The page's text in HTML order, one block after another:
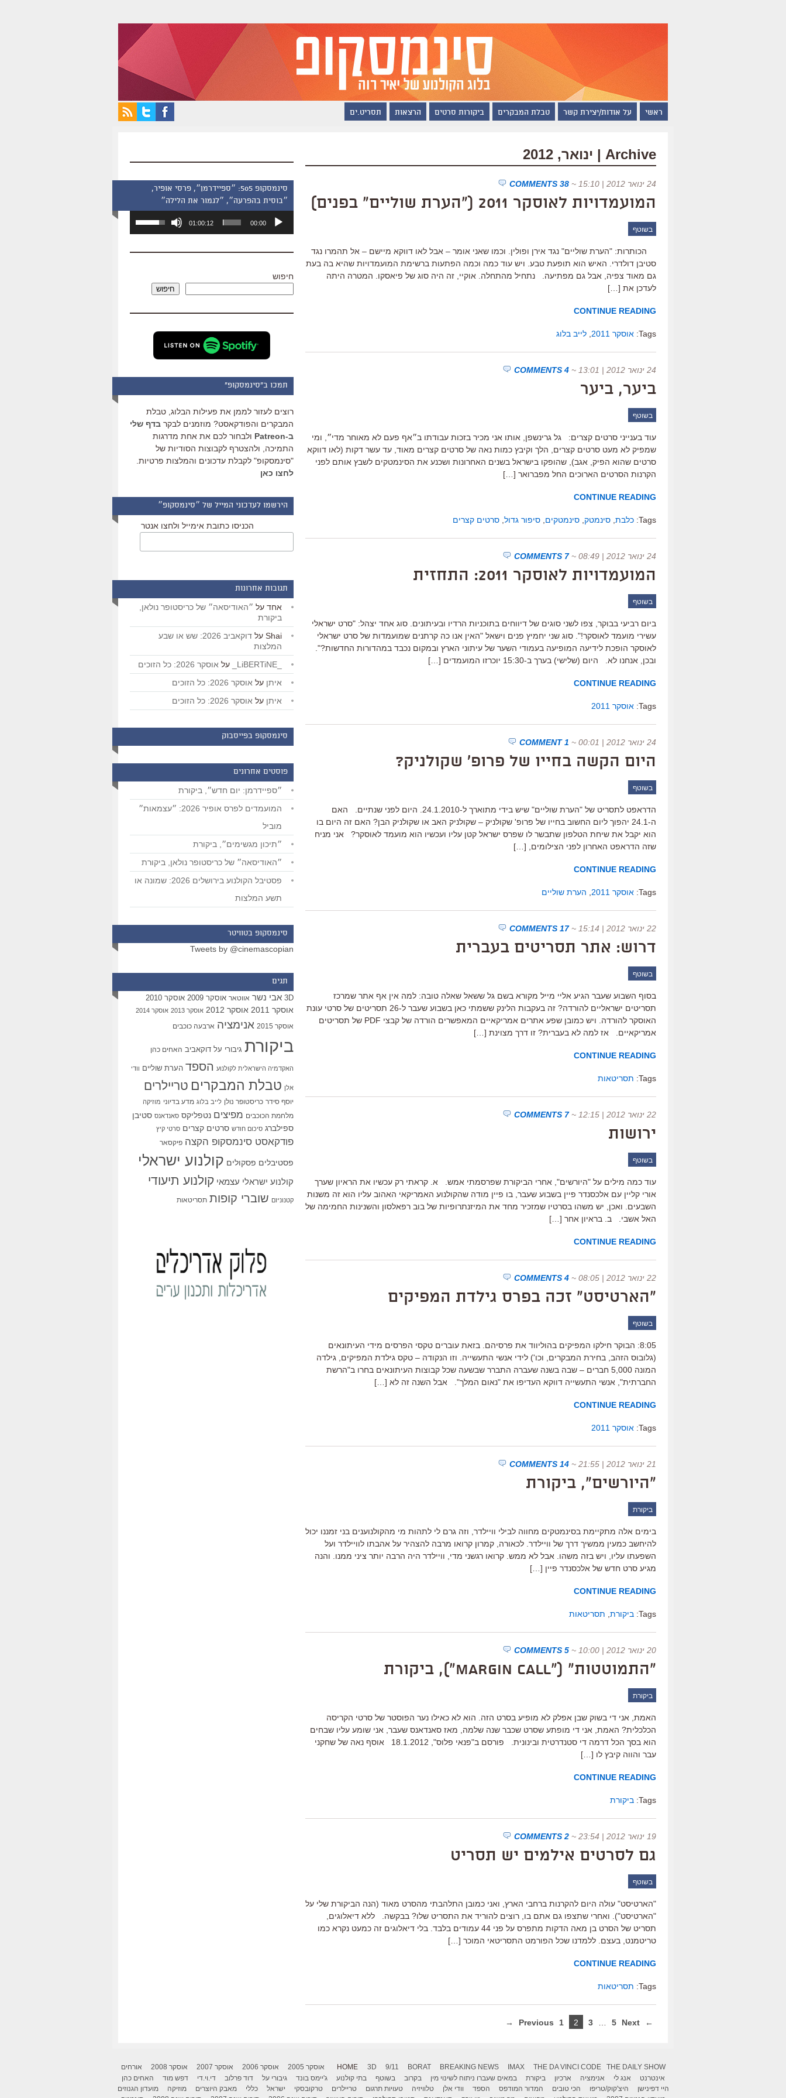
ראשי על אודות/יצירת קשר טבלת המבקרים ביקורות סרטים הרצאות תסריט.ים
Archive | ינואר, 2012
24 ינואר 2012 | 15:10 ~
38 COMMENTS
המועמדויות לאוסקר 2011 ("הערת שוליים" בפנים)
בשוטף
הכותרות: "הערת שוליים" נגד אירן ופולין. וכמו שאני אומר – אבל לאו דווקא מיישם – אל תהמרו נגד
סטיבן דולדרי. האיש הוא תופעת טבע. ויש עוד כמה וכמה הפתעות ברשימת המועמדויות שהיא בה בעת
גם מאוד צפיה, אבל גם מפתיעה. נתחיל מהתחלה. אוקיי, זה היה סוג של פיאסקו. המטרה היתה
לעדכן את […]
CONTINUE READING
Tags: אוסקר 2011 לייב בלוג
24 ינואר 2012 | 13:01 ~
4 COMMENTS
ביער, ביער
בשוטף
עוד בענייני סרטים קצרים: גל גרינשפן, אותו אני מכיר בזכות עבודתו ב״אף פעם לא מאוחר מדי״, ומי
שמפיק לא מעט סרטים קצרים, הלך וקיבץ כמות נאה של סרטים קצרים מאוד, עד עשר דקות (לאו דווקא
סרטים שהוא הפיק, אגב), שהופקו בישראל בשנים האחרונות ושכנע את הסינמטקים לשבץ אותם לפני
הקרנות הסרטים הארוכים החל מפברואר […]
CONTINUE READING
Tags: כלבת סינמטק סינמטקים סיפור גדול סרטים קצרים
24 ינואר 2012 | 08:49 ~
7 COMMENTS
המועמדויות לאוסקר 2011: התחזית
בשוטף
ביום רביעי בבוקר, צפו לשני סוגים של דיווחים בתוכניות הרדיו ובעיתונים. סוג אחד יצהל: "סרט ישראלי
עשירי מועמד לאוסקר!". סוג שני יחמיץ פנים וישאל "האין אנו כה קרתנים שמועמדות של סרט ישראלי
לאוסקר הופכת לידיעה המופיעה בעמודי השער של עיתוני הארץ ובמקום נכבד במהדורות החדשות?".
ובכן, אנחנו לא. היום (שלישי) בערך ב-15:30 יוכרזו המועמדים […]
CONTINUE READING
Tags: אוסקר 2011
24 ינואר 2012 | 00:01 ~
1 COMMENT
היום הקשה בחייו של פרופ' שקולניק?
בשוטף
הדראפט לתסריט של "הערת שוליים" שיש בידי מתוארך ל-24.1.2010. היום לפני שנתיים. האם
ה-24.1 יהפוך ליום החשוב בחייו של פרופ' שקולניק – שקולניק האב או שקולניק הבן? האם זה היום בו
הוא יקבל את שיחת הטלפון שתבשר לו שפרס ישראל קטן עליו ועכשיו הוא מועמד לאוסקר? אני מניח
שזה הדראפט האחרון לפני הצילומים, […]
CONTINUE READING
Tags: אוסקר 2011 הערת שוליים
22 ינואר 2012 | 15:14 ~
17 COMMENTS
דרוש: אתר תסריטים בעברית
בשוטף
בסוף השבוע שעבר הגיע אליי מייל מקורא בשם גל ששאל שאלה טובה: למה אין אף אתר שמרכז
תסריטים ישראליים להורדה? זה בעקבות הלינק ששמתי כאן בשבוע שעבר ל-26 תסריטים של סרטי עונת
האוסקר להורדה. ויש כמובן שפע אתרים אמריקאיים המאפשרים הורדה של קבצי PDF של תסריטים
אמריקאיים. אז למה לא בעברית? זו דרך מצוינת […]
CONTINUE READING
Tags: תסריטאות
22 ינואר 2012 | 12:15 ~
7 COMMENTS
ירושות
בשוטף
עוד כמה מילים על "היורשים", אחרי הביקורת שפרסמתי אמש. א. קראתי רק עכשיו את הראיון שערך
אורי קליין עם אלכסנדר פיין בשבוע שעבר, בו פיין מודה שהקולנוע האמריקאי האהוב עליו הוא זה משנות
השבעים. ואכן, יש משהו בסרטיו שמזכיר מחד את המיזנתרופיות של בוב רפאלסון והשנינות החמימה של
האל אשבי. ב. בראיון אחר […]
CONTINUE READING
22 ינואר 2012 | 08:05 ~
4 COMMENTS
"הארטיסט" זכה בפרס גילדת המפיקים
בשוטף
8:05: הבוקר חילקו המפיקים בהוליווד את פרסיהם. בזאת עוברים טקסי הפרסים מידי העיתונאים
(גלובוס הזהב, בחירת המבקרים, וכו') לידי אנשי התעשייה. וזו הנקודה – טקס גילדת המפיקים, גילדה
המונה 5,000 חברים – שבה בשנה שעברה התברר שבשעה שכל קבוצות העיתונאים בחרו ב"הרשת
החברתית", אנשי התעשייה דווקא העדיפו את "נאום המלך". אבל השנה זה לא […]
CONTINUE READING
Tags: אוסקר 2011
21 ינואר 2012 | 21:55 ~
14 COMMENTS
"היורשים", ביקורת
ביקורת
בימים אלה מתקיימת בסינמטקים מחווה לבילי וויילדר, וזה גרם לי לתהות מי מהקולנוענים בני זמננו יכול
להיחשב כמעין ממשיך דרך של וויילדר. לכאורה, קמרון קרואו מרבה להצהיר על אהבתו לוויילדר ועל
השפעתו עליו, ויש בזה משהו. אבל לא ממש. קרואו רגשני מדי, וויילדר היה הרבה יותר ציני ממנו. והנה
מגיע סרט חדש של אלכסנדר פיין […]
CONTINUE READING
Tags: ביקורת תסריטאות
20 ינואר 2012 | 10:00 ~
5 COMMENTS
"התמוטטות" ("Margin Call"), ביקורת
ביקורת
האמת, אני די בשוק שבן אפלק לא מופיע בסרט הזה. הוא לא כאילו נער הפוסטר של סרטי הקריסה
הכלכלית? האמת, אני די מופתע שסרט שכבר שנה שלמה, מאז סאנדאנס שעבר, אני שומע עליו שבחים
הוא בסך הכל דרמה די סטנדרטית ובינונית. פורסם ב"פנאי פלוס", 18.1.2012 אוסף נאה של שחקני
עבר והווה קיבץ לו […]
CONTINUE READING
Tags: ביקורת
19 ינואר 2012 | 23:54 ~
2 COMMENTS
גם לסרטים אילמים יש תסריט
בשוטף
"הארטיסט" עולה היום להקרנות ברחבי הארץ, ואני כמובן התלהבתי מהסרט מאוד (הנה הביקורת שלי על
"הארטיסט"). ואחרי שתצפו גם אתם בו, רוצים להוריד את התסריט שלו? בבקשה. ללא דיאלוגים,
תסריט של הסרט בן מאה הדקות מתפרס על פני 44 עמודים בלבד. בלי דיאלוגים זה כמעט נקרא כמו
טריטמנט, בעצם. ללמדנו שכל הפורמט התסריטאי המוכר […]
CONTINUE READING
Tags: תסריטאות
← Previous
1 2 3 5 Next →
סינמסקופ 505: ״ספיידרמן״, פרסי אופיר,
״בוסית בהפרעה״, ״לגמור את הלילה״
אודיו
00:00
01:00:12
השתמש
כדי
שמע.
חיפוש
חיפוש
תמכו ב"סינמסקופ"
רוצים לעזור לממן את פעילות הבלוג, טבלת
המבקרים והפודקאסט? מוזמנים לבקר בדף שלי
ב-Patreon
ולבחור לכם את אחת מדרגות
התמיכה, ולהצטרף לקבוצות הסודיות של
"סינמסקופ" לקבלת עדכונים והמלצות פרטיות.
לחצו כאן
הירשמו לעדכוני המייל של ״סינמסקופ״
הכניסו כתובת אימייל ולחצו אנטר
תגובות אחרונות
אחד על ״האודיסאה״ של כריסטופר נולאן,
ביקורת
Shai על
דוקאביב 2026: שש או שבע
המלצות
על אוסקר 2026: כל הזוכים
איתן על אוסקר 2026: כל הזוכים
איתן על אוסקר 2026: כל הזוכים
סינמסקופ בפייסבוק
פוסטים אחרונים
״ספיידרמן: יום חדש״, ביקורת
המועמדים לפרס אופיר 2026: ״עצמאות״
מוביל
״תיכון מגשימים״, ביקורת
״האודיסאה״ של כריסטופר נולאן, ביקורת
פסטיבל הקולנוע בירושלים 2026: שמונה או
תשע המלצות
סינמסקופ בטוויטר
Tweets by @cinemascopian
תגים
3D אבי נשר אווטאר אוסקר 2009 אוסקר 2010
אוסקר 2011 אוסקר 2012 אוסקר 2013 אוסקר 2014
אוסקר 2015 אנימציה ארבעה כוכבים
ביקורת גיבורי על דוקאביב האחים כהן
האקדמיה הישראלית לקולנוע הספד הערת שוליים וודי
אלן טבלת המבקרים טריילרים
יוסף סידר כריסטופר נולן לייב בלוג מדע בדיוני מוזיקה
מלחמת הכוכבים מפיצים נטפליקס סאנדאנס סטיבן
ספילברג סיכום חודש סרטים קצרים סרטי קיץ
פודקאסט סינמסקופ הקצה פיקסאר
פסטיבלים פסקולים קולנוע ישראלי
קולנוע ישראלי עצמאי קולנוע תיעודי
קטנוניזם שוברי קופות תסריטאות
HOME 3D 9/11 BORAT BREAKING NEWS IMAX THE DA VINCI CODE THE DAILY SHOW אוסקר 2005 אוסקר 2006 אוסקר 2007 אוסקר 2008
אורחים
אינטרנט
אנג לי אנימציה ארכיון ביקורת במאים שעברו ניתוח לשינוי מין בקרוב בשוטף בתי קולנוע ג'יימס בונד גיבורי על דוד פרלוב די.וי.די דפש מוד
האחים כהן
היי דפינישן
היצ'קוק/טריפו הכי טובים המדור המודפס הספד וודי אלן טלוויזיה טעויות תרגום טריילרים טרקובסקי ישראל כללי מאבק היוצרים מוזיקה
מועדון הגנוזים